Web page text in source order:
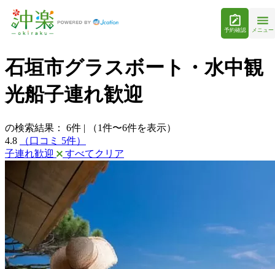
予約確認 メニュー
石垣市グラスボート・水中観
光船子連れ歓迎
の検索結果： 6件 |
（1件〜6件を表示）
4.8
（口コミ 5件）
子連れ歓迎
すべてクリア